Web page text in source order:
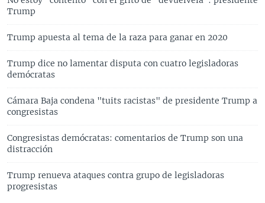
Trump
Trump apuesta al tema de la raza para ganar en 2020
Trump dice no lamentar disputa con cuatro legisladoras
demócratas
Cámara Baja condena "tuits racistas" de presidente Trump a
congresistas
Congresistas demócratas: comentarios de Trump son una
distracción
Trump renueva ataques contra grupo de legisladoras
progresistas